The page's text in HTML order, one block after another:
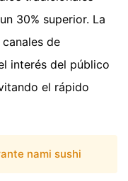
30% superior. La
de
interés del público
el rápido
nami sushi